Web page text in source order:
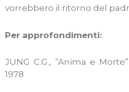
vorrebbero il ritorno del
Per approfondimenti:
JUNG C.G., “Anima e
1978